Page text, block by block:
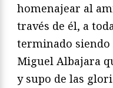
homenajear al
través de él, a
terminado
Miguel Albajara
y supo de las